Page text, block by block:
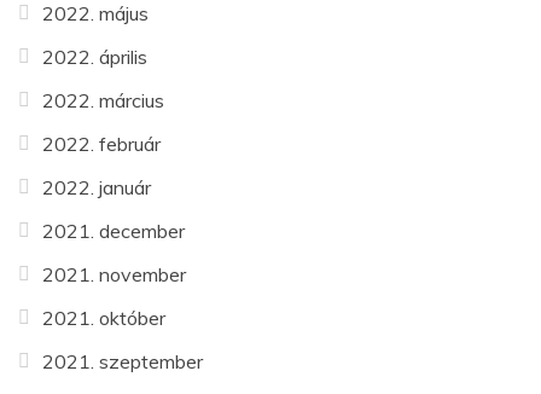
2022. május
2022. április
2022. március
2022. február
2022. január
2021. december
2021. november
2021. október
2021. szeptember